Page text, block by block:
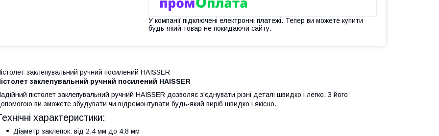
У компанії підключені електронні платежі. Тепер ви можете купити
будь-який товар не покидаючи сайту.
заклепувальний ручний посилений HAISSER
заклепувальний ручний посилений HAISSER
пістолет заклепувальний ручний HAISSER дозволяє з'єднувати різні деталі швидко і легко. З його
ви зможете збудувати чи відремонтувати будь-який виріб швидко і якісно.
характеристики:
Діаметр заклепок: від 2,4 мм до 4,8 мм